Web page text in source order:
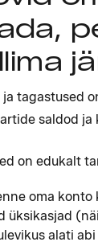
ja tagastused
saldod
on edukalt
oma
üksikasjad
alati